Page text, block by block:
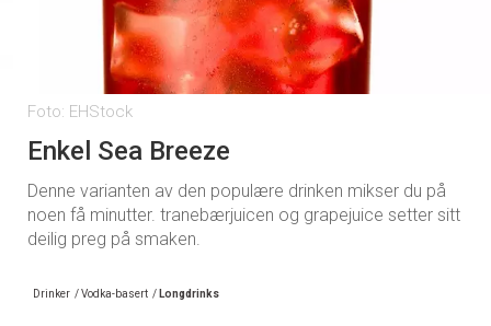
Foto: EHStock
Enkel Sea Breeze
Denne varianten av den populære drinken mikser du på
noen få minutter. tranebærjuicen og grapejuice setter sitt
deilig preg på smaken.
Drinker /Vodka-basert / Longdrinks